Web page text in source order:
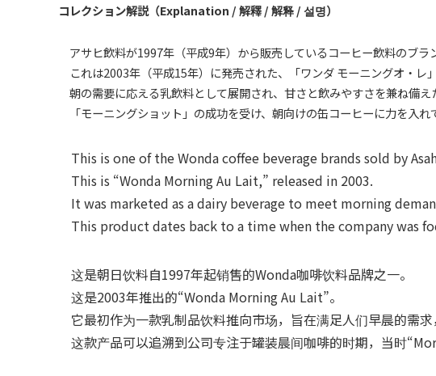
コレクション解説（Explanation / 解釋 / 解释 / 설명）
アサヒ飲料が1997年（平成9年）から販売しているコーヒー飲料のブラ
これは2003年（平成15年）に発売された、「ワンダ モーニングオ・レ」
朝の需要に応える乳飲料として展開され、甘さと飲みやすさを兼ね備え
「モーニングショット」の成功を受け、朝向けの缶コーヒーに力を入れ
This is one of the Wonda coffee beverage brands sold by
This is “Wonda Morning Au Lait,” released in 2003.
It was marketed as a dairy beverage to meet morning
This product dates back to a time when the company was
这是朝日饮料自1997年起销售的Wonda咖啡饮料品牌之一。
这是2003年推出的“Wonda Morning Au Lait”。
它最初作为一款乳制品饮料推向市场，旨在满足人们早晨的需
这款产品可以追溯到公司专注于罐装晨间咖啡的时期，当时